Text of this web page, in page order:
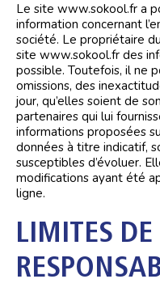
Le site www.sokool.fr a
information concernant
société. Le propriétaire
site www.sokool.fr des
possible. Toutefois, il ne
omissions, des
jour, qu’elles soient de
partenaires qui lui
informations proposées
données à titre indicatif,
susceptibles d’évoluer.
modifications ayant été
ligne.
LIMITES DE